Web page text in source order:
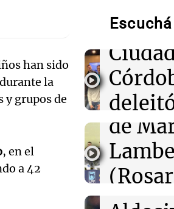
han sido
la
grupos de
, en el
a 42
Clima en
tiempo este
00:00 Clima
Clima en
tiempo este
De la Espriella
energías
sector
radio
tango
Audio.
de
de
Audio.
de